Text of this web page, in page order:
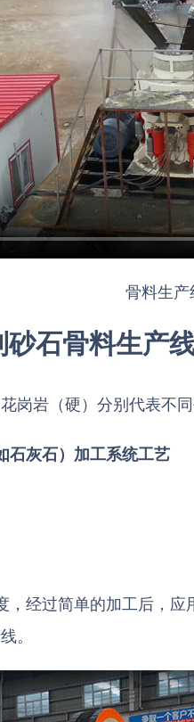
骨料生产
砂石骨料生产
岗岩（硬）分别代表不
石灰石）加工系统工艺
，经过简单的加工后，
。